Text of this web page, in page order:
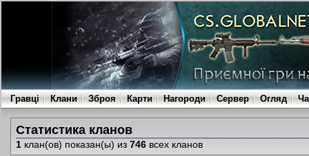
Гравці Клани Зброя Карти Нагороди Сервер Огляд
Статистика кланов
1клан(ов) показан(ы) из 746всех кланов